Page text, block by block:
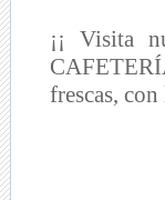
¡¡ Visita
frescas,